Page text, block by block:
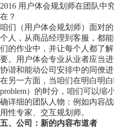
2016 用户体会规划师在团队中
在？
咱们（用户体会规划师）面对
个人，从商品经理到客服，都
们的作业中，并让每个人都了
要。用户体会专业从业者应当
协谐和能动公司安排中的同僚进
在另一方面，当咱们在明白明
problem）的时分，咱们可以缩
确详细的团队人物：例如内容
用性专家、交互规划师。
五、公司：新的内容布道者